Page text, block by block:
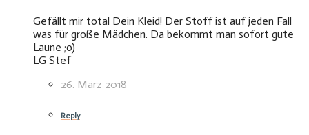
Gefällt mir total Dein Kleid! Der Stoff ist auf jeden Fall
was für große Mädchen. Da bekommt man sofort gute
Laune ;o)
LG Stef
26. März 2018
Reply